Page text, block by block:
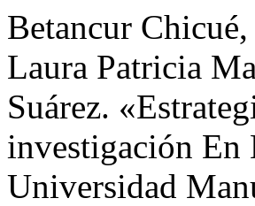
Betancur
Laura Patricia
Suárez.
investigación En
Universidad